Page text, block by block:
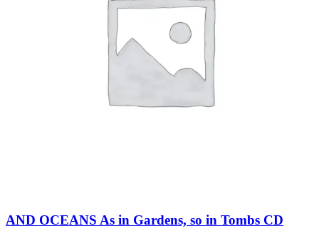
AND OCEANS As in Gardens, so in Tombs CD